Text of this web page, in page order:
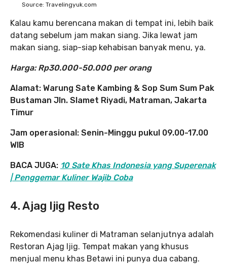
Source: Travelingyuk.com
Kalau kamu berencana makan di tempat ini, lebih baik
datang sebelum jam makan siang. Jika lewat jam
makan siang, siap-siap kehabisan banyak menu, ya.
Harga: Rp30.000-50.000 per orang
Alamat: Warung Sate Kambing & Sop Sum Sum Pak
Bustaman Jln. Slamet Riyadi, Matraman, Jakarta
Timur
Jam operasional: Senin-Minggu pukul 09.00-17.00
WIB
BACA JUGA: 10 Sate Khas Indonesia yang Superenak
| Penggemar Kuliner Wajib Coba
4. Ajag Ijig Resto
Rekomendasi kuliner di Matraman selanjutnya adalah
Restoran Ajag Ijig. Tempat makan yang khusus
menjual menu khas Betawi ini punya dua cabang.